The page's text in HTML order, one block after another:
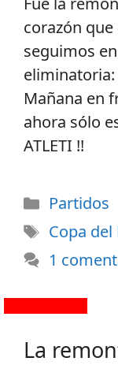
corazón
seguimos
eliminatoria:
Mañana en
ahora sólo
ATLETI !!
Partidos
Copa del
1
La